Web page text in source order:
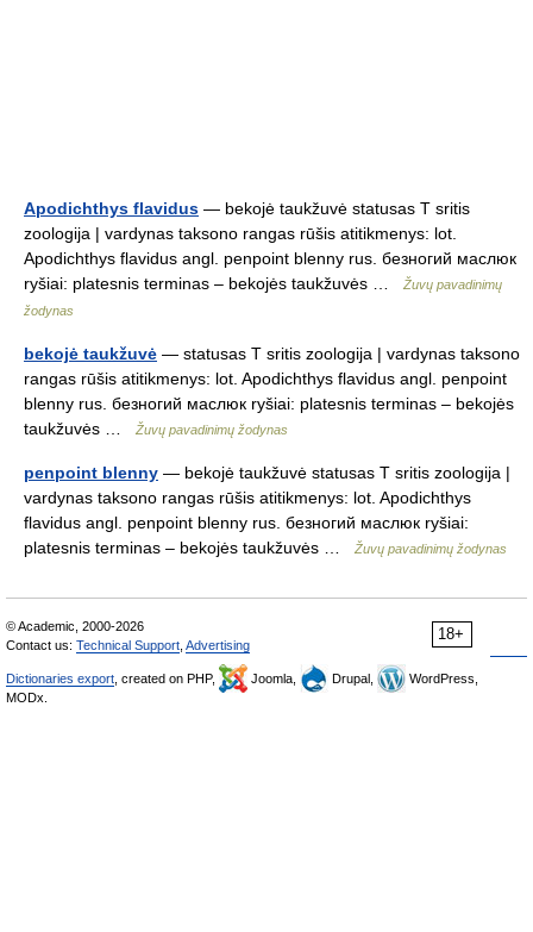
Apodichthys flavidus — bekojė taukžuvė statusas T sritis
zoologija | vardynas taksono rangas rūšis atitikmenys: lot.
Apodichthys flavidus angl. penpoint blenny rus. безногий маслюк
ryšiai: platesnis terminas – bekojės taukžuvės …
Žuvų pavadinimų
žodynas
bekojė taukžuvė — statusas T sritis zoologija | vardynas taksono
rangas rūšis atitikmenys: lot. Apodichthys flavidus angl. penpoint
blenny rus. безногий маслюк ryšiai: platesnis terminas – bekojės
taukžuvės …
Žuvų pavadinimų žodynas
penpoint blenny — bekojė taukžuvė statusas T sritis zoologija |
vardynas taksono rangas rūšis atitikmenys: lot. Apodichthys
flavidus angl. penpoint blenny rus. безногий маслюк ryšiai:
platesnis terminas – bekojės taukžuvės …
Žuvų pavadinimų žodynas
18+
© Academic, 2000-2026
Contact us: Technical Support Advertising
Dictionaries export , created on PHP, Joomla, Drupal,
WordPress,
MODx.